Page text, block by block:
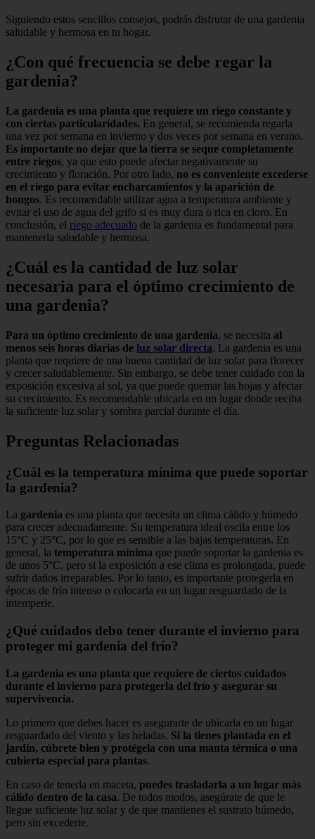
Siguiendo estos sencillos consejos, podrás disfrutar de una gardenia
saludable y hermosa en tu hogar.
¿Con qué frecuencia se debe regar la
gardenia?
La gardenia es una planta que requiere un riego constante y
con ciertas particularidades. En general, se recomienda regarla
una vez por semana en invierno y dos veces por semana en verano.
Es importante no dejar que la tierra se seque completamente
entre riegos, ya que esto puede afectar negativamente su
crecimiento y floración. Por otro lado, no es conveniente excederse
en el riego para evitar encharcamientos y la aparición de
hongos. Es recomendable utilizar agua a temperatura ambiente y
evitar el uso de agua del grifo si es muy dura o rica en cloro. En
conclusión, el riego adecuado de la gardenia es fundamental para
mantenerla saludable y hermosa.
¿Cuál es la cantidad de luz solar
necesaria para el óptimo crecimiento de
una gardenia?
Para un óptimo crecimiento de una gardenia, se necesita al
menos seis horas diarias de luz solar directa. La gardenia es una
planta que requiere de una buena cantidad de luz solar para florecer
y crecer saludablemente. Sin embargo, se debe tener cuidado con la
exposición excesiva al sol, ya que puede quemar las hojas y afectar
su crecimiento. Es recomendable ubicarla en un lugar donde reciba
la suficiente luz solar y sombra parcial durante el día.
Preguntas Relacionadas
¿Cuál es la temperatura mínima que puede soportar
la gardenia?
La gardenia es una planta que necesita un clima cálido y húmedo
para crecer adecuadamente. Su temperatura ideal oscila entre los
15°C y 25°C, por lo que es sensible a las bajas temperaturas. En
general, la temperatura mínima que puede soportar la gardenia es
de unos 5°C, pero si la exposición a ese clima es prolongada, puede
sufrir daños irreparables. Por lo tanto, es importante protegerla en
épocas de frío intenso o colocarla en un lugar resguardado de la
intemperie.
¿Qué cuidados debo tener durante el invierno para
proteger mi gardenia del frío?
La gardenia es una planta que requiere de ciertos cuidados
durante el invierno para protegerla del frío y asegurar su
supervivencia.
Lo primero que debes hacer es asegurarte de ubicarla en un lugar
resguardado del viento y las heladas. Si la tienes plantada en el
jardín, cúbrete bien y protégela con una manta térmica o una
cubierta especial para plantas.
En caso de tenerla en maceta, puedes trasladarla a un lugar más
cálido dentro de la casa. De todos modos, asegúrate de que le
llegue suficiente luz solar y de que mantienes el sustrato húmedo,
pero sin excederte.